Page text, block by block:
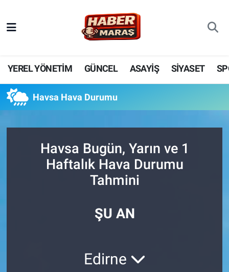
YEREL YÖNETİM GÜNCEL ASAYİŞ SİYASET
Havsa Hava Durumu
Havsa Bugün, Yarın ve 1
Haftalık Hava Durumu
Tahmini
ŞU AN
Edirne
YEREL YÖNETİM
GÜNCEL
BİLİM VE TEKNOLOJİ
SPOR
DÜNYA
Nöbetçi Eczaneler
Hava Durumu
Trafik Durumu
Tüm Manşetler
Son Dakika Haberleri